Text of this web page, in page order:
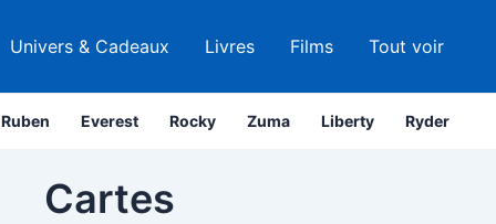
Univers & Cadeaux Livres Films Tout voir
Ruben Everest Rocky Zuma Liberty Ryder
Cartes